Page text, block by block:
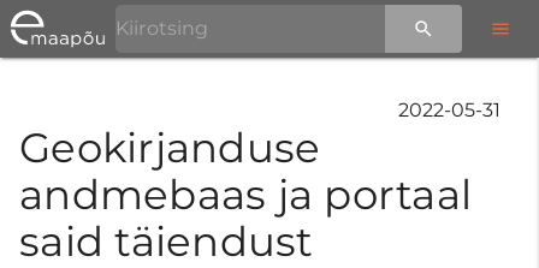
2022-05-31
Geokirjanduse
andmebaas ja portaal
said täiendust